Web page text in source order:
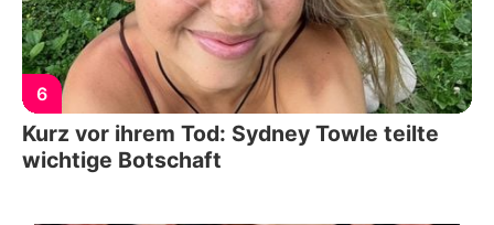
6
Kurz vor ihrem Tod: Sydney Towle teilte
wichtige Botschaft